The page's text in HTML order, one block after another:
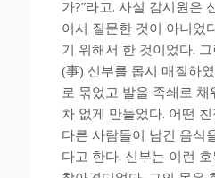
가?”라고. 사실 감시원은
어서 질문한 것이 아니었
기 위해서 한 것이었다.
(事) 신부를 몹시 매질하
로 묶었고 발을 족쇄로
차 없게 만들었다. 어떤
다른 사람들이 남긴 음식
다고 한다. 신부는 이런